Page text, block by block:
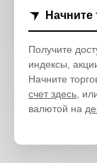
Начните
Получите
индексы,
Начните
счет здесь ,
валютой на